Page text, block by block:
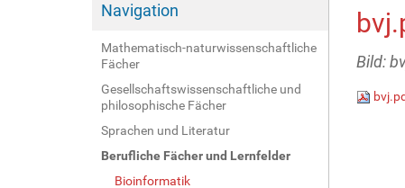
h
e
r
e
Navigation
Mathematisch-naturwissenschaftliche
Fächer
Gesellschaftswissenschaftliche und
philosophische Fächer
Sprachen und Literatur
Berufliche Fächer und Lernfelder
Bioinformatik
Bild: